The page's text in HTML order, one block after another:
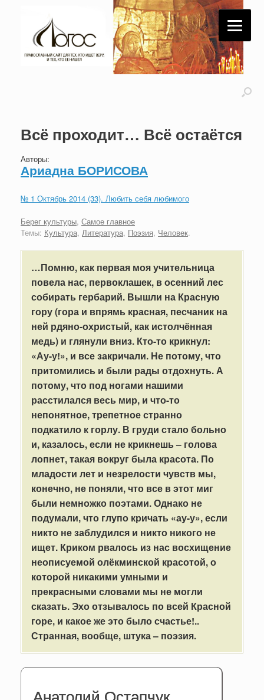
Всё проходит… Всё остаётся
Авторы:
Ариадна БОРИСОВА
№ 1 Октябрь 2014 (33). Любить себя любимого
Берег культуры, Самое главное
Темы: Культура, Литература, Поэзия, Человек.
…Помню, как первая моя учительница
повела нас, первоклашек, в осенний лес
собирать гербарий. Вышли на Красную
гору (гора и впрямь красная, песчаник на
ней рдяно-охристый, как истолчённая
медь) и глянули вниз. Кто-то крикнул:
«Ау-у!», и все закричали. Не потому, что
притомились и были рады отдохнуть. А
потому, что под ногами нашими
расстилался весь мир, и что-то
непонятное, трепетное странно
подкатило к горлу. В груди стало больно
и, казалось, если не крикнешь – голова
лопнет, такая вокруг была красота. По
младости лет и незрелости чувств мы,
конечно, не поняли, что все в этот миг
были немножко поэтами. Однако не
подумали, что глупо кричать «ау-у», если
никто не заблудился и никто никого не
ищет. Криком рвалось из нас восхищение
неописуемой олёкминской красотой, о
которой никакими умными и
прекрасными словами мы не могли
сказать. Эхо отзывалось по всей Красной
горе, и какое же это было счастье!..
Странная, вообще, штука – поэзия.